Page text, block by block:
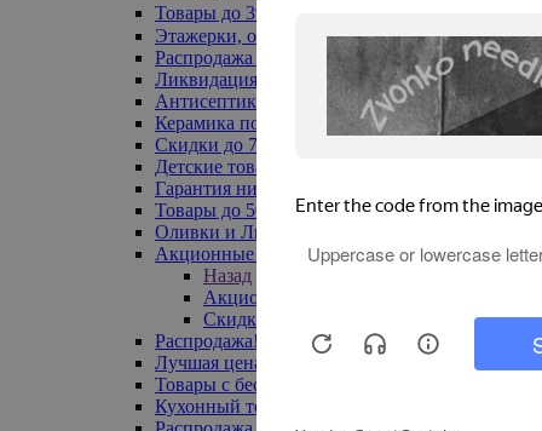
Товары до 399₽
Этажерки, обувницы
Распродажа текстиля до -50%
Ликвидация до -70%
Антисептики
Керамика по 129 руб
Скидки до 70%
Детские товары
Гарантия низкой цены
Товары до 500 руб
Оливки и Лимоны
Акционные товары
Назад
Акционные товары
Скидка 20% по промокоду
Распродажа! Ульяновск до -70%
Лучшая цена
Товары с бесплатной доставкой
Кухонный текстиль